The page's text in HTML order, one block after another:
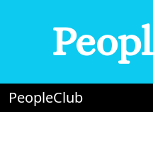
PeopleClub